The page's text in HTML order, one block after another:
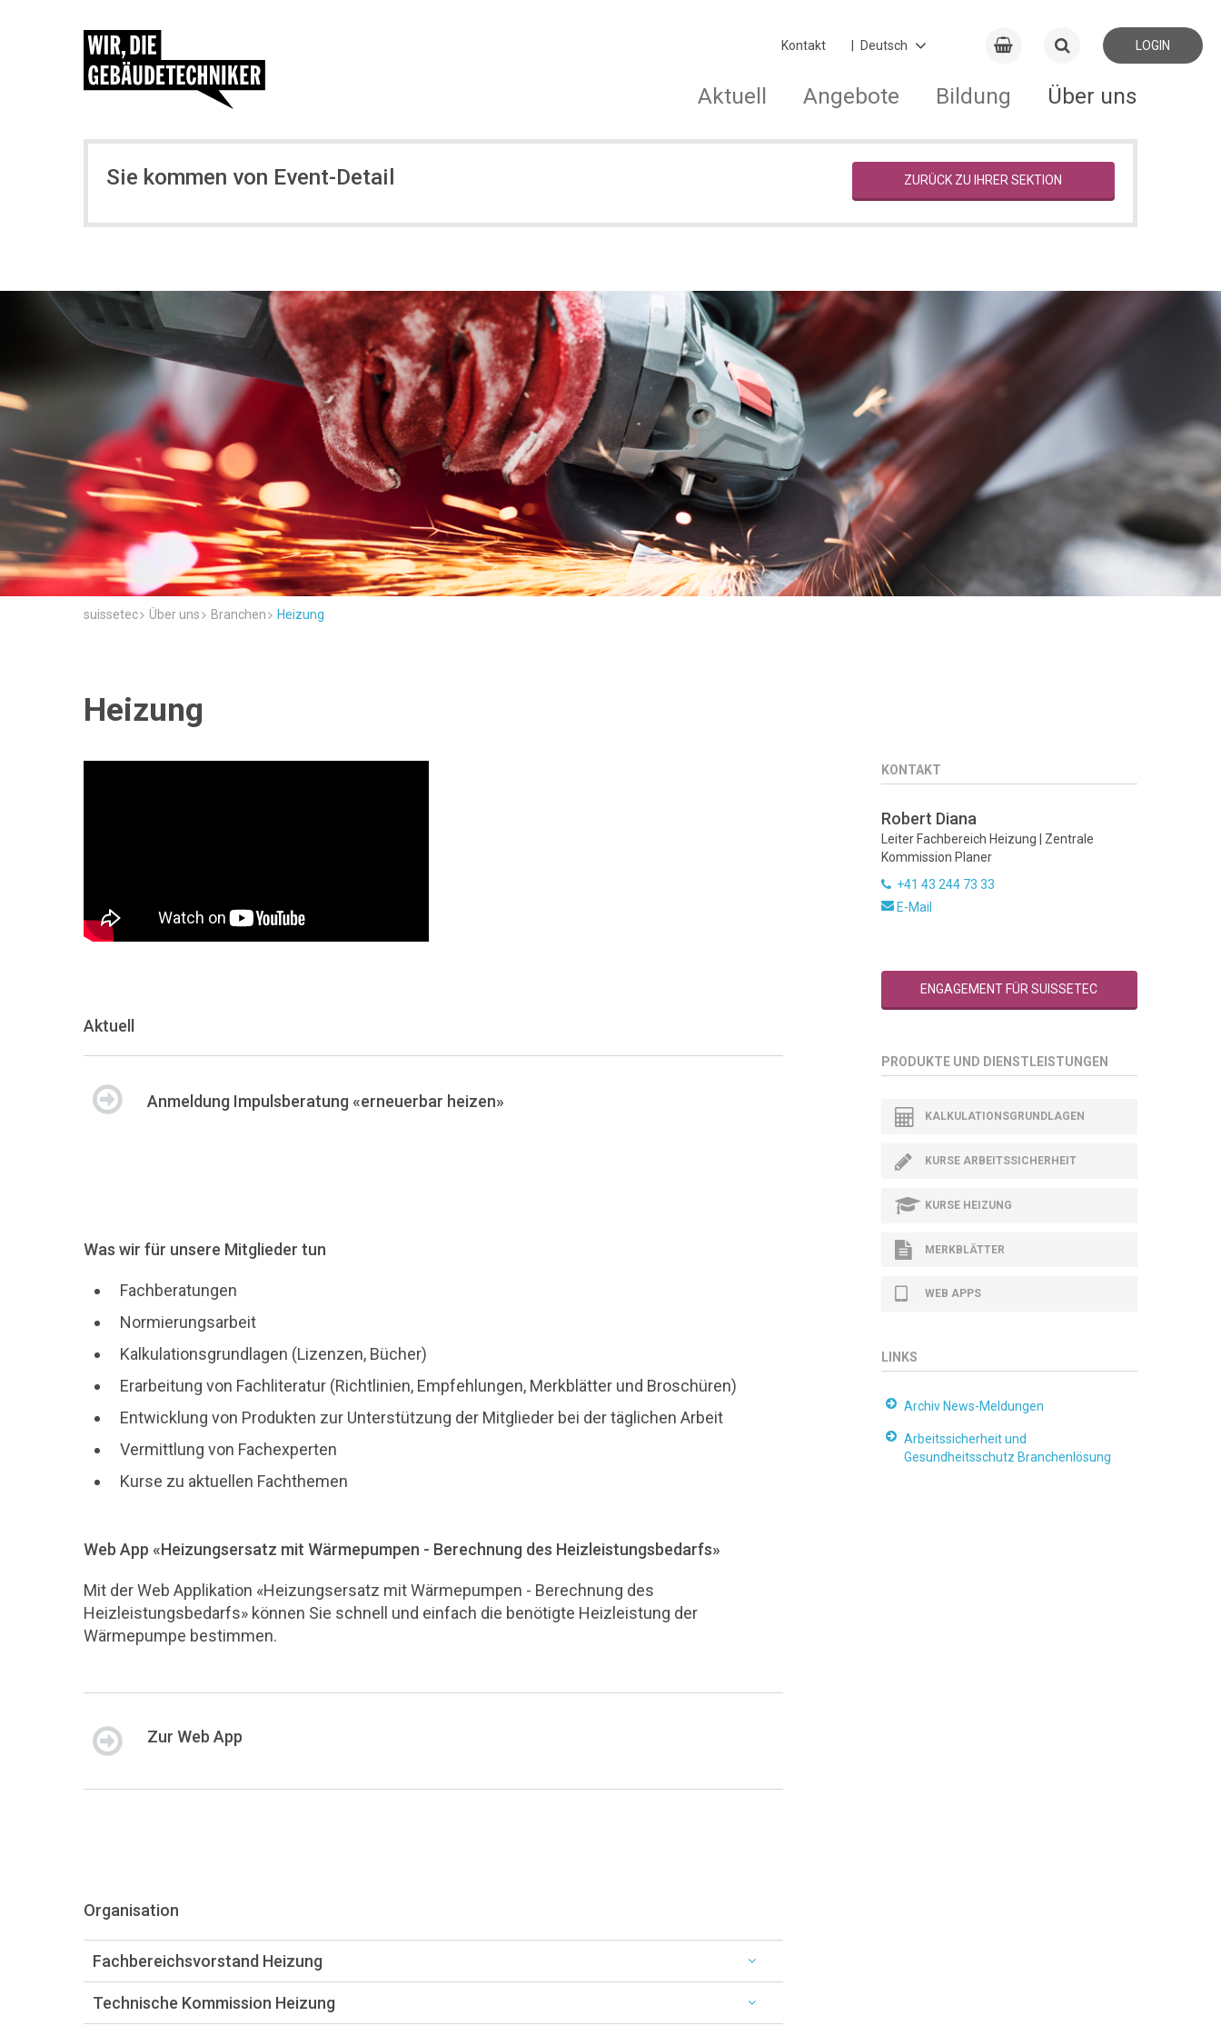
Kontakt LOGIN
Aktuell Angebote Bildung Über uns
Sie kommen von Event-Detail ZURÜCK ZU IHRER SEKTION
suissetec Über uns Branchen Heizung
Heizung
Aktuell
Anmeldung Impulsberatung «erneuerbar heizen»
Was wir für unsere Mitglieder tun
Fachberatungen
Normierungsarbeit
Kalkulationsgrundlagen (Lizenzen, Bücher)
Erarbeitung von Fachliteratur (Richtlinien, Empfehlungen, Merkblätter und Broschüren)
Entwicklung von Produkten zur Unterstützung der Mitglieder bei der täglichen Arbeit
Vermittlung von Fachexperten
Kurse zu aktuellen Fachthemen
Web App «Heizungsersatz mit Wärmepumpen - Berechnung des Heizleistungsbedarfs»
Mit der Web Applikation «Heizungsersatz mit Wärmepumpen - Berechnung des
Heizleistungsbedarfs» können Sie schnell und einfach die benötigte Heizleistung der
Wärmepumpe bestimmen.
Zur Web App
Organisation
Fachbereichsvorstand Heizung
Technische Kommission Heizung
KONTAKT
Robert Diana
Leiter Fachbereich Heizung | Zentrale
Kommission Planer
+41 43 244 73 33
E-Mail
ENGAGEMENT FÜR SUISSETEC
PRODUKTE UND DIENSTLEISTUNGEN
KALKULATIONSGRUNDLAGEN
KURSE ARBEITSSICHERHEIT
KURSE HEIZUNG
MERKBLÄTTER
WEB APPS
LINKS
Archiv News-Meldungen
Arbeitssicherheit und
Gesundheitsschutz Branchenlösung